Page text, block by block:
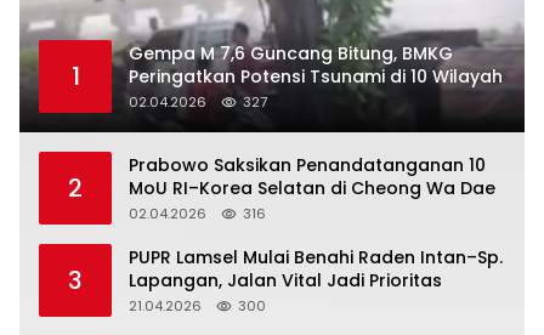
1
Gempa M 7,6 Guncang Bitung, BMKG
Peringatkan Potensi Tsunami di 10 Wilayah
02.04.2026 327
2
Prabowo Saksikan Penandatanganan 10
MoU RI–Korea Selatan di Cheong Wa Dae
02.04.2026 316
3
‎PUPR Lamsel Mulai Benahi Raden Intan–Sp.
Lapangan, Jalan Vital Jadi Prioritas
21.04.2026 300